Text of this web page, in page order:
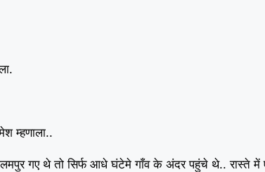
म्हणाला..
गए थे तो सिर्फ आधे घंटेमे गाँव के अंदर पहुंचे थे.. रास्ते